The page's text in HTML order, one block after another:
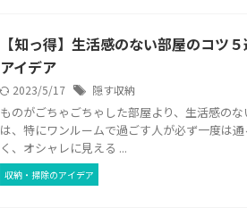
【知っ得】生活感のない部屋のコツ
アイデア
2023/5/17 隠す収納
ものがごちゃごちゃした部屋より、生活感の
は、特にワンルームで過ごす人が必ず一度は
く、オシャレに見える ...
収納・掃除のアイデア